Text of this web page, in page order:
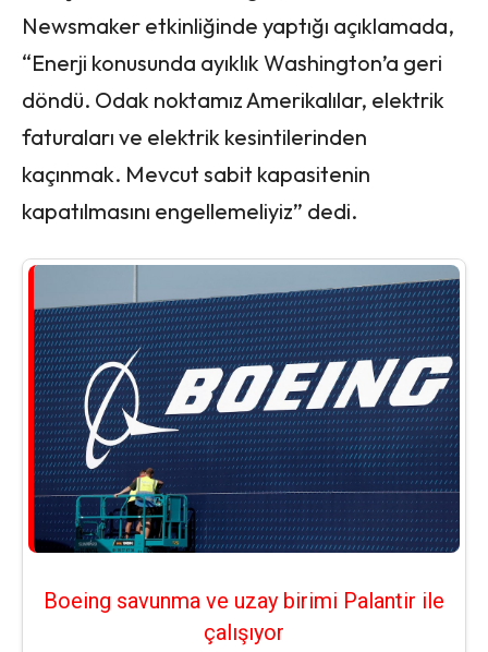
Newsmaker etkinliğinde yaptığı açıklamada,
“Enerji konusunda ayıklık Washington’a geri
döndü. Odak noktamız Amerikalılar, elektrik
faturaları ve elektrik kesintilerinden
kaçınmak. Mevcut sabit kapasitenin
kapatılmasını engellemeliyiz” dedi.
Boeing savunma ve uzay birimi Palantir ile
çalışıyor